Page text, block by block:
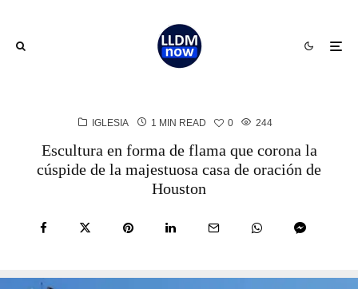
IGLESIA 1 MIN READ 0 244
Escultura en forma de flama que corona la
cúspide de la majestuosa casa de oración de
Houston